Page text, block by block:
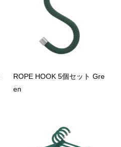
ROPE HOOK 5個セット Gre
en